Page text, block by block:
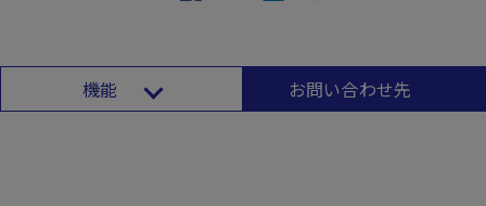
機能 お問い合わせ先